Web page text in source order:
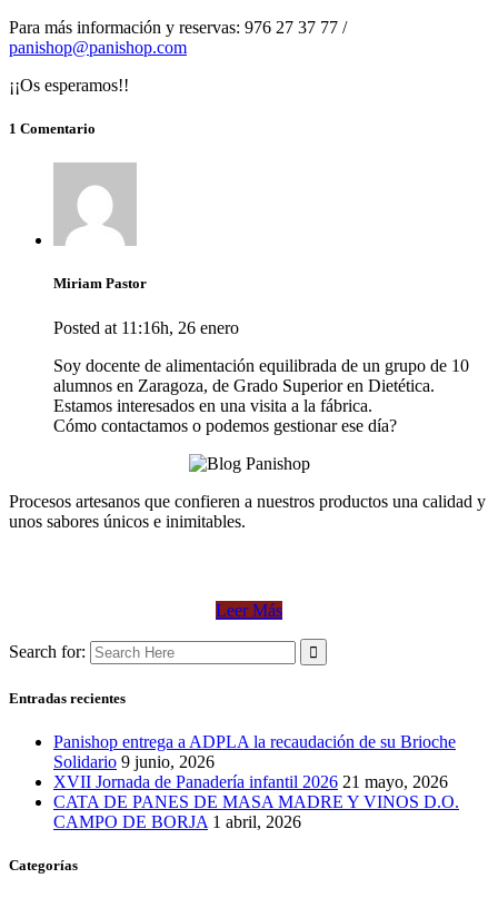
Para más información y reservas: 976 27 37 77 /
panishop@panishop.com
¡¡Os esperamos!!
1 Comentario
Miriam Pastor
Posted at 11:16h, 26 enero
Soy docente de alimentación equilibrada de un grupo de 10
alumnos en Zaragoza, de Grado Superior en Dietética.
Estamos interesados en una visita a la fábrica.
Cómo contactamos o podemos gestionar ese día?
Procesos artesanos que confieren a nuestros productos una calidad y
unos sabores únicos e inimitables.
Leer Más
Search for:
Entradas recientes
Panishop entrega a ADPLA la recaudación de su Brioche
Solidario 9 junio, 2026
XVII Jornada de Panadería infantil 2026 21 mayo, 2026
CATA DE PANES DE MASA MADRE Y VINOS D.O.
CAMPO DE BORJA 1 abril, 2026
Categorías